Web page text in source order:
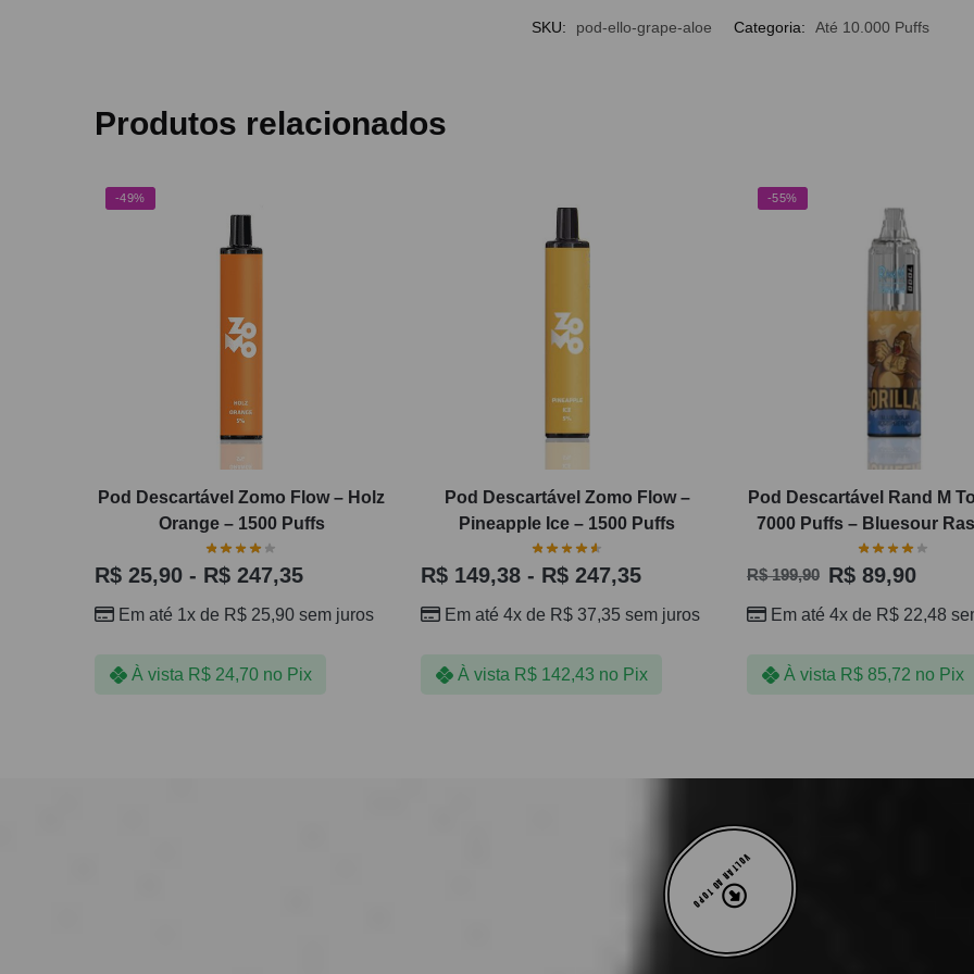
SKU: pod-ello-grape-aloe Categoria: Até 10.000 Puffs
Produtos relacionados
-49%
Pod Descartável Zomo Flow – Holz
Orange – 1500 Puffs
R$ 25,90 - R$ 247,35
Em até 1x de R$ 25,90 sem juros
À vista R$24,70 no Pix
Pod Descartável Zomo Flow –
Pineapple Ice – 1500 Puffs
R$ 149,38 - R$ 247,35
Em até 4x de R$ 37,35 sem juros
À vista R$142,43 no Pix
-55%
Pod Descartável Rand M
7000 Puffs – Bluesour
R$199,90 R$89,90
Em até 4x de R$22,48
À vista R$85,72 no Pix
VOLTAR AO TOPO